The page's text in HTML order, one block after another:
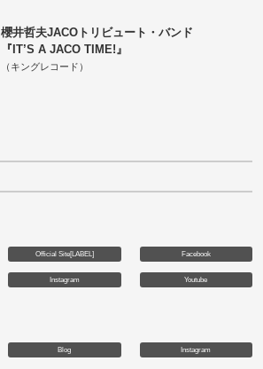
櫻井哲夫JACOトリビュート・バンド
『IT’S A JACO TIME!』
（キングレコード）
Official Site[LABEL] Facebook
Instagram Youtube
Blog Instagram